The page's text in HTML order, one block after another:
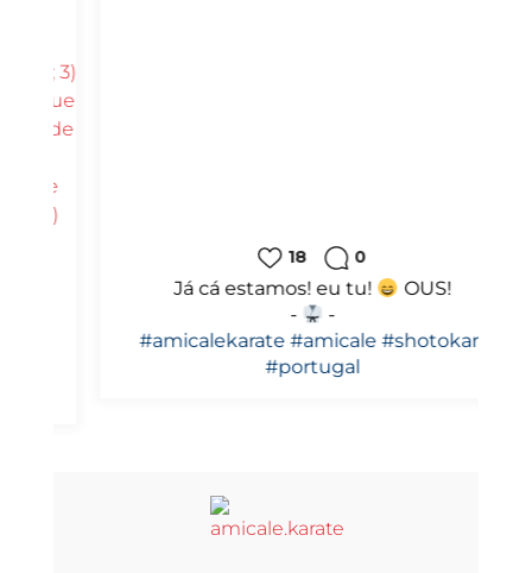
18
Já cá estamos! eu tu!
OUS!
#amicalekarate #amicale #shotokan
#portugal